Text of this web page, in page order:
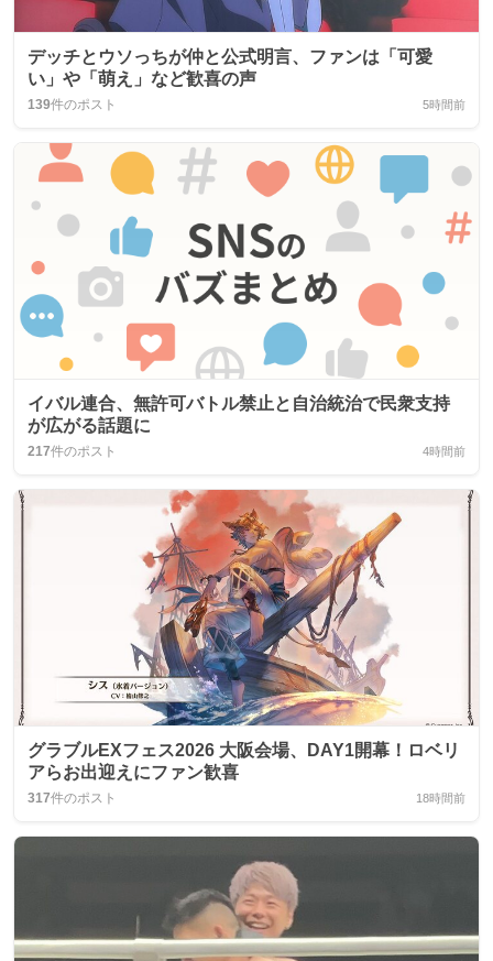
デッチとウソっちが仲と公式明言、ファンは「可愛
い」や「萌え」など歓喜の声
139件のポスト 5時間前
イバル連合、無許可バトル禁止と自治統治で民衆支持
が広がる話題に
217件のポスト 4時間前
グラブルEXフェス2026 大阪会場、DAY1開幕！ロベリ
アらお出迎えにファン歓喜
317件のポスト 18時間前